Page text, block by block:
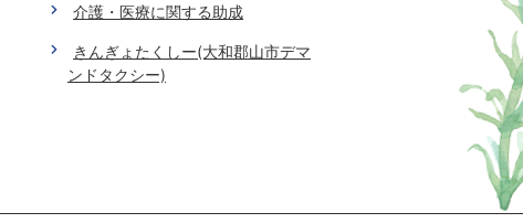
介護・医療に関する助成
きんぎょたくしー(大和郡山市デマ
ンドタクシー)